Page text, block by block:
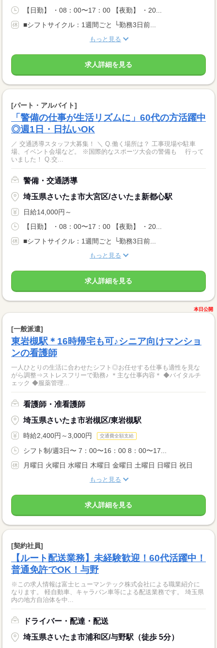
【日勤】 ・08：00〜17：00 【夜勤】 ・20...
■シフトサイクル：1週間ごと └勤務3日前...
もっと見る
求人詳細を見る
[パート・アルバイト]
「警備の仕事が生活リズムに」60代の方活躍中
◎週1日・日払いOK
／ 交通誘導スタッフ大募集！ ＼ Q.働く場所は？ 工事現場や駐車
場、イベント会場など。 ※国際的なスポーツ大会の警備も 行って
いました！ Q.交...
警備・交通誘導
埼玉県さいたま市大宮区/さいたま新都心駅
日給14,000円～
【日勤】 ・08：00〜17：00 【夜勤】 ・20...
■シフトサイクル：1週間ごと └勤務3日前...
もっと見る
求人詳細を見る
本日公開
[一般派遣]
東岩槻駅＊16時帰宅も可♪シニア向けマンショ
ンの看護師
一人ひとりの生活に合わせたシフト◎お任せする仕事も適性を見な
がら調整⇒ストレスフリーで勤務♪ ＊主な仕事内容＊ ◆バイタルチ
ェック ◆服薬管理...
看護師・准看護師
埼玉県さいたま市岩槻区/東岩槻駅
時給2,400円～3,000円 交通費全額支給
シフト制/週3日〜 7：00〜16：00 8：00〜17...
月曜日 火曜日 水曜日 木曜日 金曜日 土曜日 日曜日 祝日
もっと見る
求人詳細を見る
[契約社員]
【ルート配送業務】未経験歓迎！60代活躍中！
普通免許でOK！与野
※この求人情報は富士ヒューマンテック株式会社による職業紹介に
なります。 軽自動車、キャラバン車等による配送業務です。 埼玉県
内の地方自治体を中...
ドライバー・配達・配送
埼玉県さいたま市浦和区/与野駅（徒歩 5分）